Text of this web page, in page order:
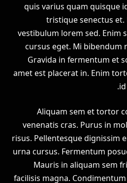
quis varius quam quisque
tristique senectus et.
vestibulum lorem sed. Enim
cursus eget. Mi bibendum
Gravida in fermentum et
amet est placerat in. Enim
Aliquam sem et tortor
venenatis cras. Purus in
risus. Pellentesque dignissim
urna cursus. Fermentum
Mauris in aliquam sem
facilisis magna.